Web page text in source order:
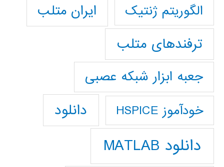
الگوریتم ژنتیک
ایران متلب
ترفندهای متلب
جعبه ابزار شبکه عصبی
خودآموز HSPICE دانلود
دانلود MATLAB